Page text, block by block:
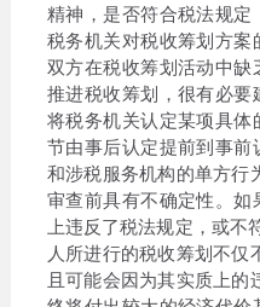
精神，是否符合税法规
税务机关对税收筹划方案
双方在税收筹划活动中
推进税收筹划，很有必要
将税务机关认定某项具
节由事后认定提前到事前
和涉税服务机构的单方行
审查前具有不确定性。
上违反了税法规定，或
人所进行的税收筹划不仅
且可能会因为其实质上的